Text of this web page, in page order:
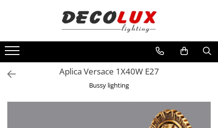
Toate Produsele
■ ILUMINAT DE INTERIOR
CANDELABRE & PENDULE CLASICE
APLICE CLASICE
Aplica Versace 1X40W E27
Bussy lighting